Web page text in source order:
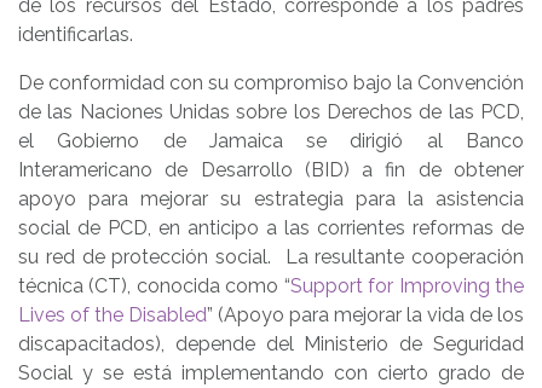
de los recursos del Estado, corresponde a los padres
identificarlas.
De conformidad con su compromiso bajo la Convención
de las Naciones Unidas sobre los Derechos de las PCD,
el Gobierno de Jamaica se dirigió al Banco
Interamericano de Desarrollo (BID) a fin de obtener
apoyo para mejorar su estrategia para la asistencia
social de PCD, en anticipo a las corrientes reformas de
su red de protección social. La resultante cooperación
técnica (CT), conocida como “Support for Improving the
Lives of the Disabled” (Apoyo para mejorar la vida de los
discapacitados), depende del Ministerio de Seguridad
Social y se está implementando con cierto grado de